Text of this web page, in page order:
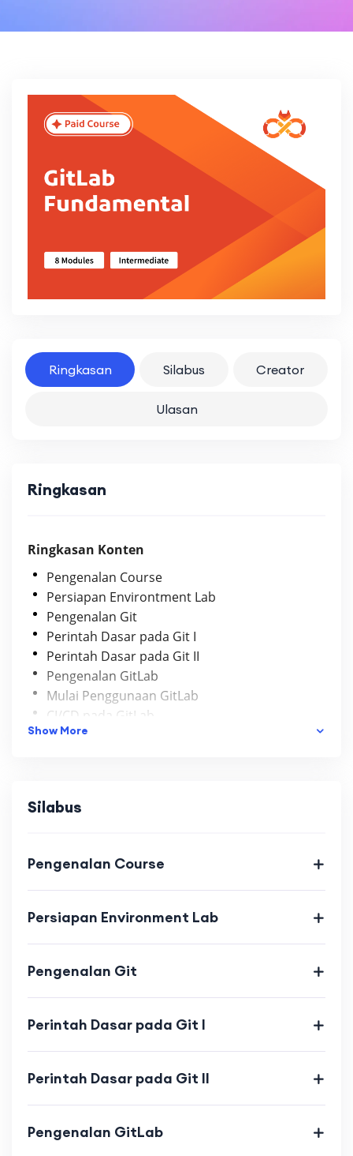
Ringkasan Silabus Creator
Ulasan
Ringkasan
Ringkasan Konten
Pengenalan Course
Persiapan Environtment Lab
Pengenalan Git
Perintah Dasar pada Git I
Perintah Dasar pada Git II
Pengenalan GitLab
Mulai Penggunaan GitLab
CI/CD pada GitLab
Cloud Administrators
Show More
Silabus
Pengenalan Course
Persiapan Environment Lab
Pengenalan Git
Perintah Dasar pada Git I
Perintah Dasar pada Git II
Pengenalan GitLab